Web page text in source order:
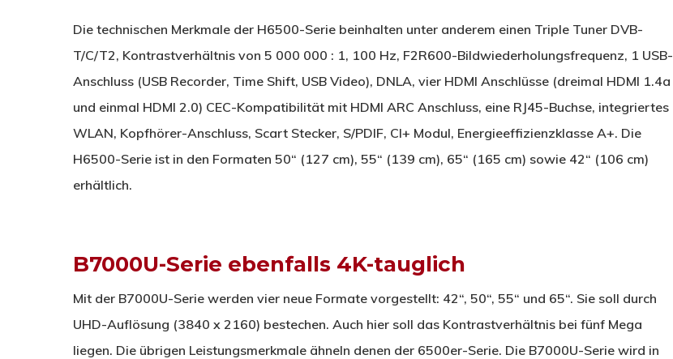
Die technischen Merkmale der H6500-Serie beinhalten unter anderem einen Triple Tuner DVB-
T/C/T2, Kontrastverhältnis von 5 000 000 : 1, 100 Hz, F2R600-Bildwiederholungsfrequenz, 1 USB-
Anschluss (USB Recorder, Time Shift, USB Video), DNLA, vier HDMI Anschlüsse (dreimal HDMI 1.4a
und einmal HDMI 2.0) CEC-Kompatibilität mit HDMI ARC Anschluss, eine RJ45-Buchse, integriertes
WLAN, Kopfhörer-Anschluss, Scart Stecker, S/PDIF, Cl+ Modul, Energieeffizienzklasse A+. Die
H6500-Serie ist in den Formaten 50“ (127 cm), 55“ (139 cm), 65“ (165 cm) sowie 42“ (106 cm)
erhältlich.
B7000U-Serie ebenfalls 4K-tauglich
Mit der B7000U-Serie werden vier neue Formate vorgestellt: 42“, 50“, 55“ und 65“. Sie soll durch
UHD-Auflösung (3840 x 2160) bestechen. Auch hier soll das Kontrastverhältnis bei fünf Mega
liegen. Die übrigen Leistungsmerkmale ähneln denen der 6500er-Serie. Die B7000U-Serie wird in